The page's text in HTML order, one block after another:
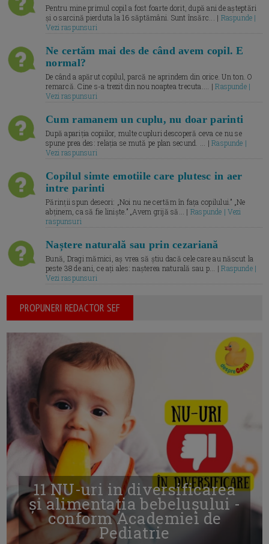
Pentru mine primul copil a fost foarte dorit, după ani de așteptări
și o sarcină pierduta la 16 săptămâni. Sunt însărc... | Raspunde |
Vezi raspunsuri
Ne certăm mai des de când avem copil. E
normal?
De când a apărut copilul, parcă ne aprindem din orice. Un ton. O
remarcă. Cine s-a trezit din nou noaptea trecuta.... |Raspunde |
Vezi raspunsuri
Cum ramanem un cuplu, nu doar parinti
După apariția copiilor, multe cupluri descoperă ceva ce nu se
spune prea des: relația se mută pe plan secund. ... |Raspunde |
Vezi raspunsuri
Copilul simte emotiile care plutesc in aer
intre parinti
Părinții spun deseori: „Noi nu ne certăm în fața copilului.” „Ne
abținem, ca să fie liniște.” „Avem grijă să... | Raspunde | Vezi
raspunsuri
Naștere naturală sau prin cezariană
Bună, Dragi mămici, aș vrea să știu dacă cele care au născut la
peste 38 de ani, ce ați ales: nașterea naturală sau p... |Raspunde |
Vezi raspunsuri
PROPUNERI REDACTOR SEF
11 NU-uri in diversificarea
și alimentația bebelușului -
conform Academiei de
Pediatrie